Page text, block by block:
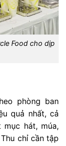
Food cho dịp
phòng ban
quả nhất, cả
hát, múa,
chỉ cần tập